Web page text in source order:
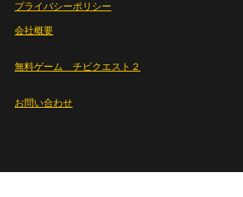
プライバシーポリシー
会社概要
無料ゲーム チビクエスト２
お問い合わせ